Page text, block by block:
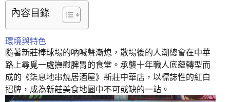
內容目錄
環境與特色
隨著新莊棒球場的吶喊聲漸熄，散場後的人潮總會在中華
路上尋覓一處撫慰脾胃的食堂。承襲十年職人底蘊轉型而
成的《柒息地串燒居酒屋》新莊中華店，以標誌性的紅白
招牌，成為新莊美食地圖中不可或缺的一站。